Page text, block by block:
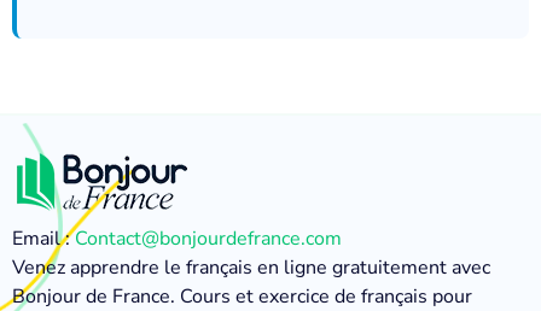
Email :Contact@bonjourdefrance.com
Venez apprendre le français en ligne gratuitement avec
Bonjour de France. Cours et exercice de français pour